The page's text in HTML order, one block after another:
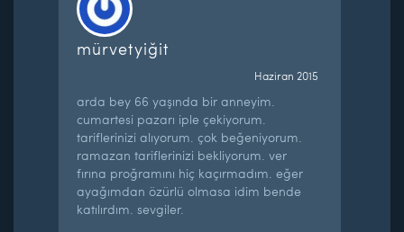
mürvetyiğit
Haziran 2015
arda bey 66 yaşında bir anneyim.
cumartesi pazarı iple çekiyorum.
tariflerinizi alıyorum. çok beğeniyorum.
ramazan tariflerinizi bekliyorum. ver
fırına proğramını hiç kaçırmadım. eğer
ayağımdan özürlü olmasa idim bende
katılırdım. sevgiler.